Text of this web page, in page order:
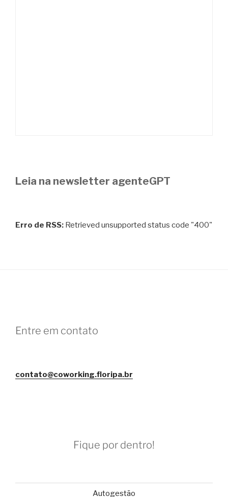
Leia na newsletter agenteGPT
Erro de RSS: Retrieved unsupported status code "400"
Entre em contato
contato@coworking.floripa.br
Fique por dentro!
Autogestão